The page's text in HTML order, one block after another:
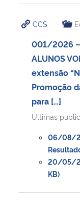
CCS
001/2026 –
ALUNOS
extensão
Promoção
para […]
Ultimas
06/08/
20/05/
KB)